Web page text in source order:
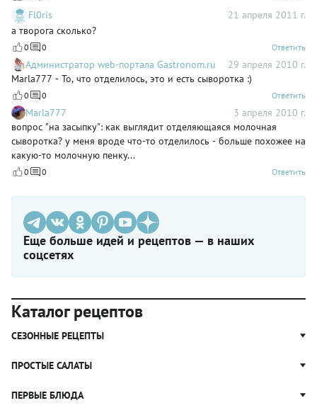
Fl0ris
21 апреля 2011 г.
а творога сколько?
0 0 Ответить
Администратор web-портала Gastronom.ru
29 апреля 2010 г.
Marla777 - То, что отделилось, это и есть сыворотка :)
0 0 Ответить
Marla777
3 апреля 2010 г.
вопрос "на засыпку": как выглядит отделяющаяся молочная
сыворотка? у меня вроде что-то отделилось - больше похожее на
какую-то молочную пенку...
0 0 Ответить
Еще больше идей и рецептов — в наших
соцсетях
Каталог рецептов
СЕЗОННЫЕ РЕЦЕПТЫ
Рецепты из капусты
Рецепты с грибами
ПРОСТЫЕ САЛАТЫ
Простые салаты
ПЕРВЫЕ БЛЮДА